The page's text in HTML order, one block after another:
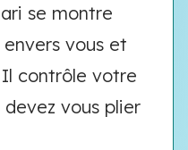
se montre
vous et
contrôle votre
vous plier